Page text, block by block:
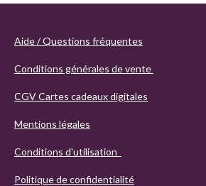
Aide / Questions fréquentes
Conditions générales de vente
CGV Cartes cadeaux digitales
Mentions légales
Conditions d'utilisation
Politique de confidentialité